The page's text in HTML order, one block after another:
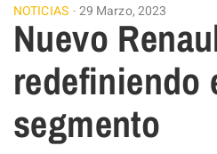
NOTICIAS 29 Marzo, 2023
Nuevo
redefiniendo
segmento